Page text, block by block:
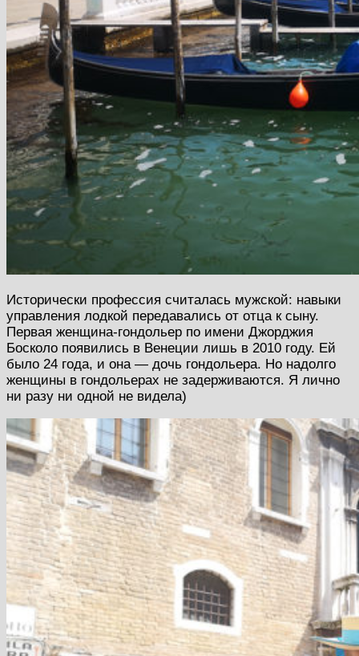
Исторически профессия считалась мужской: навыки
управления лодкой передавались от отца к сыну.
Первая женщина-гондольер по имени Джорджия
Босколо появились в Венеции лишь в 2010 году. Ей
было 24 года, и она — дочь гондольера. Но надолго
женщины в гондольерах не задерживаются. Я лично
ни разу ни одной не видела)